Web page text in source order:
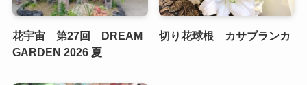
花宇宙 第27回 DREAM
GARDEN 2026 夏
切り花球根 カサブランカ